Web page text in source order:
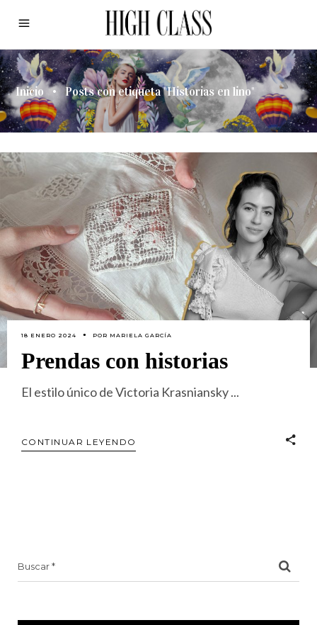
Inicio • Posts con etiqueta "Historias en lino"
18 ENERO 2024 POR MARIELA GARCÍA
Prendas con historias
El estilo único de Victoria Krasniansky
CONTINUAR LEYENDO